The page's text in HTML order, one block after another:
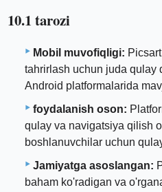
10.1 tarozi
Mobil muvofiqligi:
tahrirlash uchun juda qulay
Android platformalarida
foydalanish oson:
qulay va navigatsiya qilish
boshlanuvchilar uchun
Jamiyatga asoslangan:
baham ko'radigan va